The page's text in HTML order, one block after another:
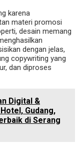
karena
materi promosi
desain memang
dengan jelas,
copywriting yang
dan diproses
Digital &
Gudang,
di Serang